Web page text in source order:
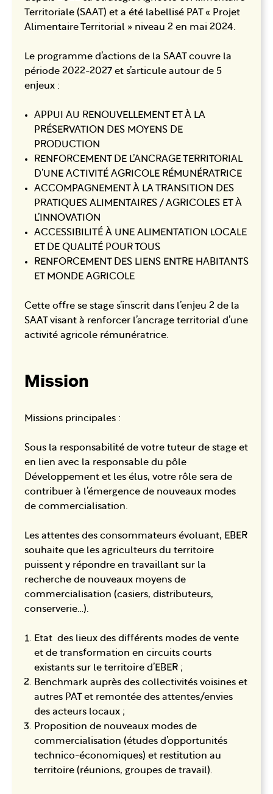
Territoriale (SAAT) et a été labellisé PAT « Projet
Alimentaire Territorial » niveau 2 en mai 2024.
Le programme d’actions de la SAAT couvre la
période 2022-2027 et s’articule autour de 5
enjeux :
APPUI AU RENOUVELLEMENT ET À LA
PRÉSERVATION DES MOYENS DE
PRODUCTION
RENFORCEMENT DE L’ANCRAGE TERRITORIAL
D’UNE ACTIVITÉ AGRICOLE RÉMUNÉRATRICE
ACCOMPAGNEMENT À LA TRANSITION DES
PRATIQUES ALIMENTAIRES / AGRICOLES ET À
L’INNOVATION
ACCESSIBILITÉ À UNE ALIMENTATION LOCALE
ET DE QUALITÉ POUR TOUS
RENFORCEMENT DES LIENS ENTRE HABITANTS
ET MONDE AGRICOLE
Cette offre se stage s’inscrit dans l’enjeu 2 de la
SAAT visant à renforcer l’ancrage territorial d’une
activité agricole rémunératrice.
Mission
Missions principales :
Sous la responsabilité de votre tuteur de stage et
en lien avec la responsable du pôle
Développement et les élus, votre rôle sera de
contribuer à l’émergence de nouveaux modes
de commercialisation.
Les attentes des consommateurs évoluant, EBER
souhaite que les agriculteurs du territoire
puissent y répondre en travaillant sur la
recherche de nouveaux moyens de
commercialisation (casiers, distributeurs,
conserverie…).
Etat des lieux des différents modes de vente
et de transformation en circuits courts
existants sur le territoire d’EBER ;
Benchmark auprès des collectivités voisines et
autres PAT et remontée des attentes/envies
des acteurs locaux ;
Proposition de nouveaux modes de
commercialisation (études d’opportunités
technico-économiques) et restitution au
territoire (réunions, groupes de travail).